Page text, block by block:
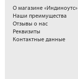
О магазине «Индиноутс»
Наши преимущества
Отзывы о нас
Реквизиты
Контактные данные